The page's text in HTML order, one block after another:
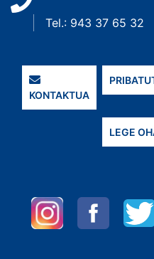
Tel.: 943 37 65 32
KONTAKTUA
LEGE